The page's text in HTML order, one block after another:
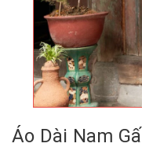
Áo Dài Nam